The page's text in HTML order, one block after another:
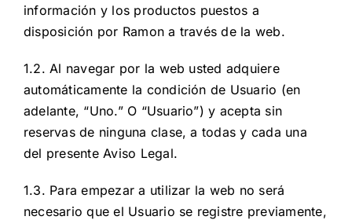
información y los productos puestos a
disposición por Ramon a través de la web.
1.2. Al navegar por la web usted adquiere
automáticamente la condición de Usuario (en
adelante, “Uno.” O “Usuario”) y acepta sin
reservas de ninguna clase, a todas y cada una
del presente Aviso Legal.
1.3. Para empezar a utilizar la web no será
necesario que el Usuario se registre previamente,